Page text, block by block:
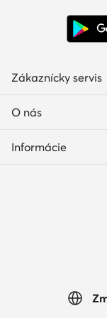
svojom. Vďaka
mimoriadne
vlastného výberu
Zákaznícky servis
O nás
Informácie